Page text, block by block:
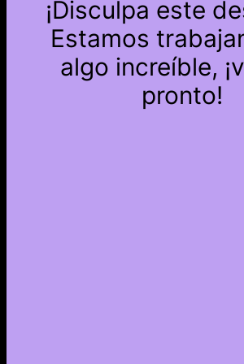
¡Disculpa este
Estamos
algo increíble,
pronto!